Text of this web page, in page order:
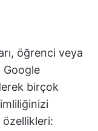
öğrenci veya
Google
birçok
özellikleri: